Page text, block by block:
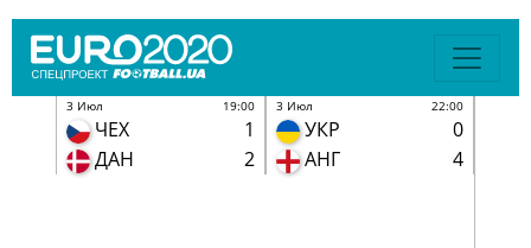
3 Июл 22:00
УКР
0
АНГ
4 81'
Мората
'>